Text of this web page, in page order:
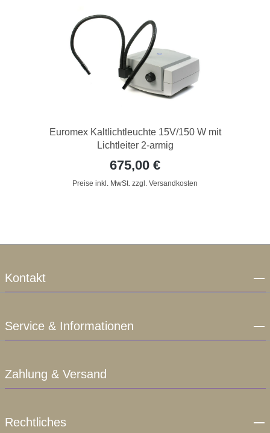
Euromex Kaltlichtleuchte 15V/150 W mit
Lichtleiter 2-armig
675,00 €
Preise inkl. MwSt. zzgl. Versandkosten
Kontakt
Service & Informationen
Zahlung & Versand
Rechtliches